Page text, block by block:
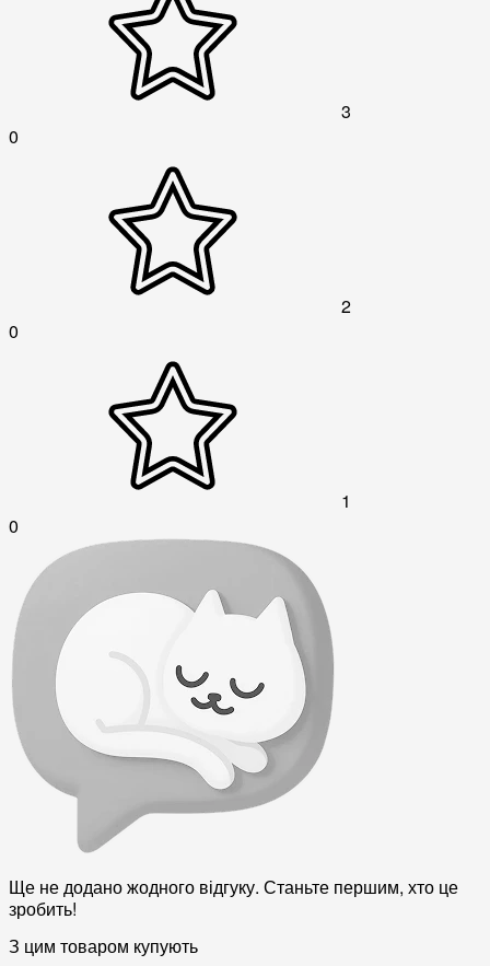
3
0
2
0
1
0
Ще не додано жодного відгуку. Станьте першим, хто це
зробить!
З цим товаром купують